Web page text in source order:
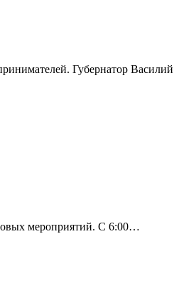
Губернатор
мероприятий. С 6:00…